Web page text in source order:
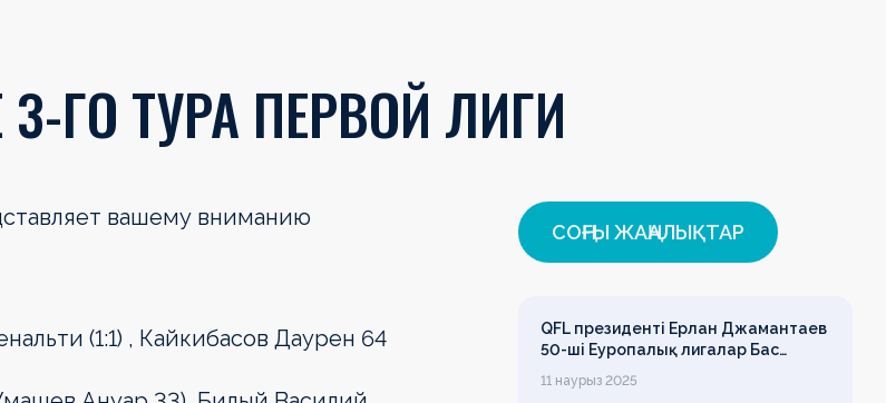
ГО ТУРА ПЕРВОЙ ЛИГИ
вашему вниманию
(1:1) , Кайкибасов Даурен 64
СОҢҒЫ ЖАҢАЛЫҚТАР
QFL президенті Ерлан Джамантаев
50-ші Еуропалық лигалар Бас
11 наурыз 2025